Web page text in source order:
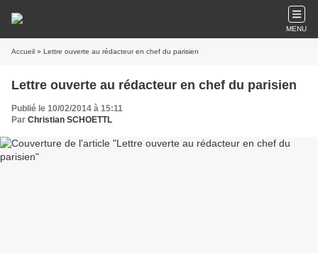
MENU
Accueil » Lettre ouverte au rédacteur en chef du parisien
Lettre ouverte au rédacteur en chef du parisien
Publié le 10/02/2014 à 15:11
Par Christian SCHOETTL